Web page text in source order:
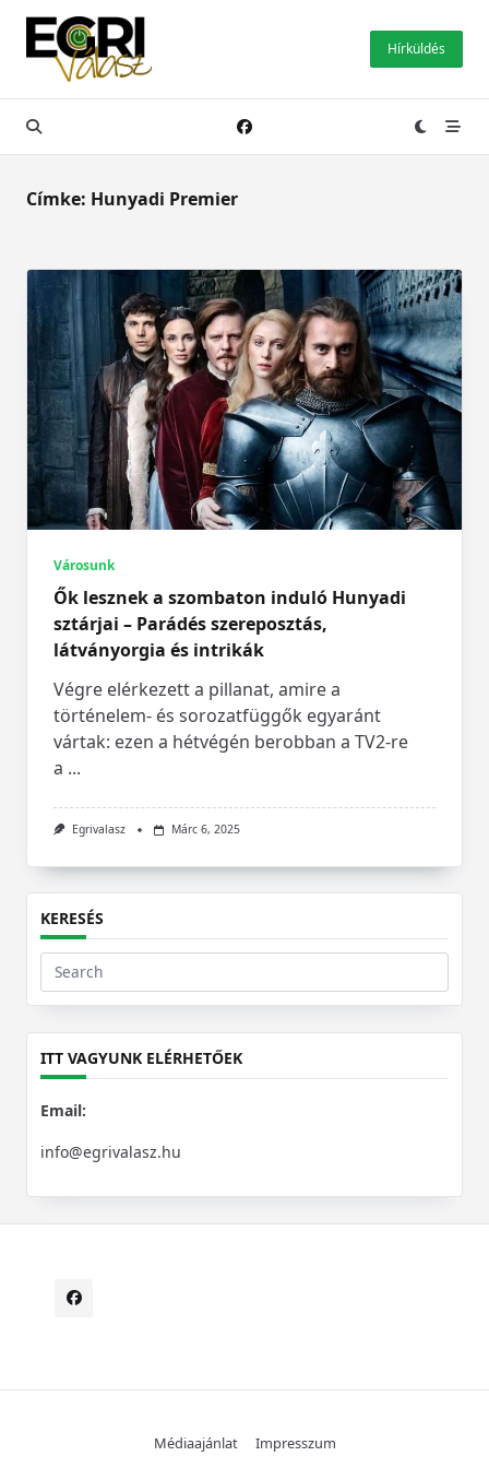
Skip
content
Hírküldés
Címke: Hunyadi Premier
Városunk
Ők lesznek a szombaton induló Hunyadi
sztárjai – Parádés szereposztás,
látványorgia és intrikák
Végre elérkezett a pillanat, amire a
történelem- és sorozatfüggők egyaránt
vártak: ezen a hétvégén berobban a TV2-re
a ...
Egrivalasz Márc 6, 2025
KERESÉS
Search
for:
ITT VAGYUNK ELÉRHETŐEK
Email:
info@egrivalasz.hu
Médiaajánlat Impresszum